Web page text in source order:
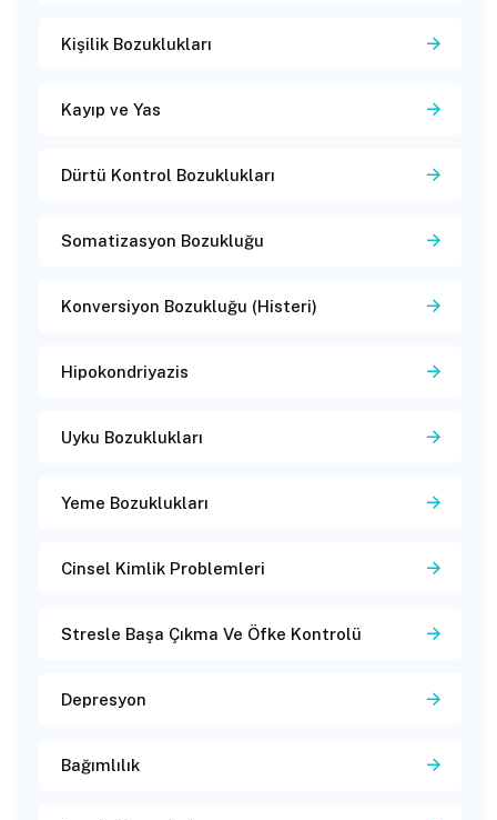
Kişilik Bozuklukları
Kayıp ve Yas
Dürtü Kontrol Bozuklukları
Somatizasyon Bozukluğu
Konversiyon Bozukluğu (Histeri)
Hipokondriyazis
Uyku Bozuklukları
Yeme Bozuklukları
Cinsel Kimlik Problemleri
Stresle Başa Çıkma Ve Öfke Kontrolü
Depresyon
Bağımlılık